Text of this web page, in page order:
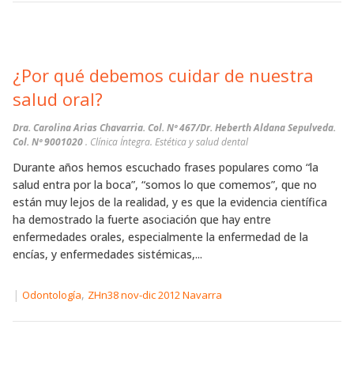
¿Por qué debemos cuidar de nuestra
salud oral?
Dra. Carolina Arias Chavarria. Col. Nº 467/Dr. Heberth Aldana Sepulveda.
Col. Nº 9001020. Clínica Íntegra. Estética y salud dental
Durante años hemos escuchado frases populares como “la
salud entra por la boca”, “somos lo que comemos”, que no
están muy lejos de la realidad, y es que la evidencia científica
ha demostrado la fuerte asociación que hay entre
enfermedades orales, especialmente la enfermedad de la
encías, y enfermedades sistémicas,...
| Odontología, ZHn38 nov-dic 2012 Navarra